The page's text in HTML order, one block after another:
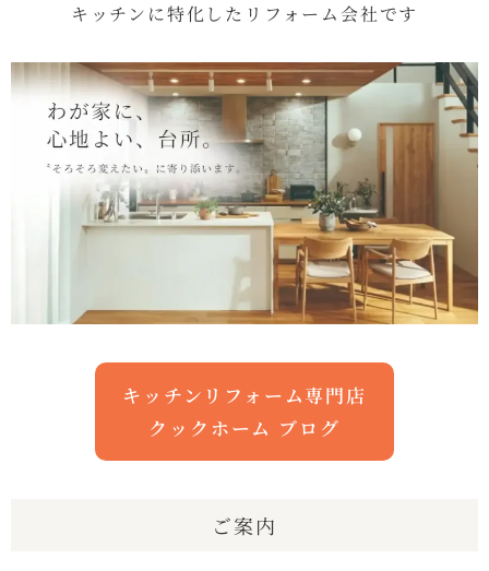
キッチンに特化したリフォーム会社です
キッチンリフォーム専門店
クックホーム ブログ
ご案内